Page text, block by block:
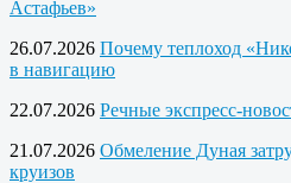
Астафьев»
26.07.2026 Почему теплоход
в навигацию
22.07.2026 Речные экспресс-
21.07.2026 Обмеление Дуная
круизов